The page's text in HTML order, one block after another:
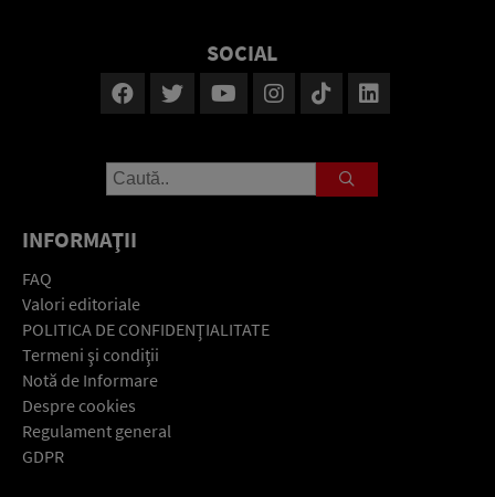
SOCIAL
INFORMAŢII
FAQ
Valori editoriale
POLITICA DE CONFIDENŢIALITATE
Termeni şi condiţii
Notă de Informare
Despre cookies
Regulament general
GDPR